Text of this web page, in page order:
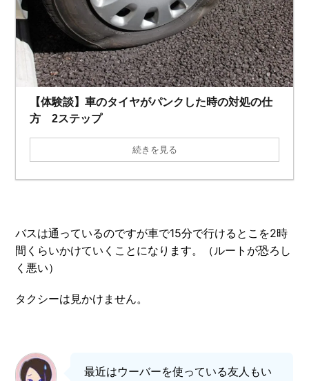
【体験談】車のタイヤがパンクした時の対処の仕
方 2ステップ
続きを見る
バスは通っているのですが車で15分で行けるとこを2時
間くらいかけていくことになります。（ルートが恐ろし
く悪い）
タクシーは見かけません。
最近はウーバーを使っている友人もい